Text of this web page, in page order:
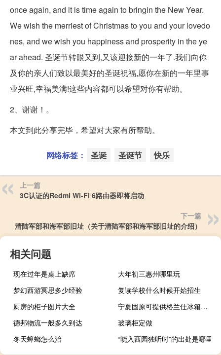
once again, and it is time again to bringin the New Year.
We wish the merriest of Christmas to you and your lovedo
nes, and we wish you happiness and prosperity in the ye
ar ahead. 圣诞节转眼又到,又该迎接新的一年了.我们向你
及你的亲人们致以最美好的圣诞祝福,愿你在新的一年里事
业兴旺,幸福美满!这些内容都可以希望对你有帮助。
2、谢谢！。
本文到此分享完毕，希望对大家有所帮助。
网络标签： 圣诞 圣诞节 快乐
上一篇
3C认证的Redmi Wi-Fi 6路由器即将启动
下一篇
清陆军部和海军部旧址（关于清陆军部和海军部旧址的介绍）
相关问题
现在过年是桌上缺席
大年初三惠州哪里玩
梦幻西游冥思多少经验
复读学校什么时候开始招生
厨房的柜子图片大全
宁夏固原可提供格兰仕冰箱维修服务地址在哪
德邦物流一般多久到达
玻璃柜定做
冬天蟑螂怎么治
“晓入西园独听时”的出处是哪里